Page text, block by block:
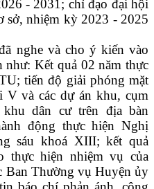
- 2031; chỉ đạo đại hội
sở, nhiệm kỳ 2023 - 2025
nghe và cho ý kiến vào
như: Kết quả 02 năm thực
tiến độ giải phóng mặt
V và các dự án khu, cụm
dân cư trên địa bàn
động thực hiện Nghị
sáu khoá XIII; kết quả
thực hiện nhiệm vụ của
Ban Thường vụ Huyện ủy